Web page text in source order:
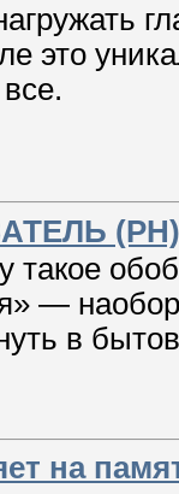
это
такое
—
в
на